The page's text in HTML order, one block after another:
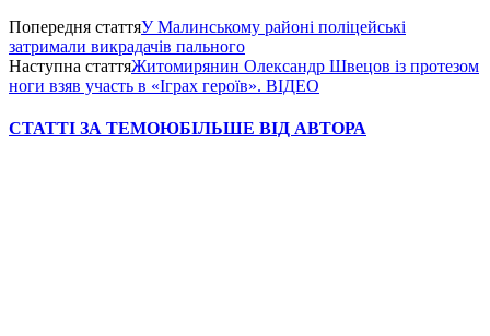
Попередня статтяУ Малинському районі поліцейські
затримали викрадачів пального
Наступна статтяЖитомирянин Олександр Швецов із протезом
ноги взяв участь в «Іграх героїв». ВІДЕО
СТАТТІ ЗА ТЕМОЮБІЛЬШЕ ВІД АВТОРА